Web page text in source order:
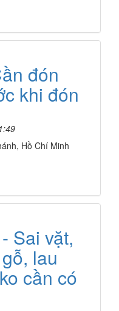
đón
khi đón
Hồ Chí Minh
Sai vặt,
lau
cần có